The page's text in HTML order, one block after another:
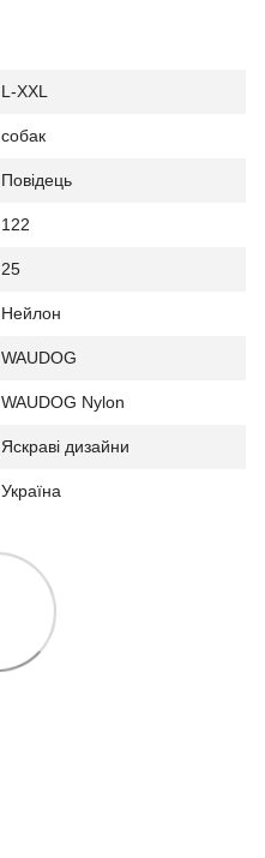
L-XXL
собак
Повідець
122
25
Нейлон
WAUDOG
WAUDOG Nylon
Яскраві дизайни
Україна